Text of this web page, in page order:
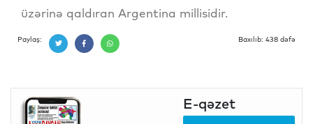
üzərinə qaldıran Argentina millisidir.
Paylaş: Baxılıb: 438 dəfə
E-qəzet